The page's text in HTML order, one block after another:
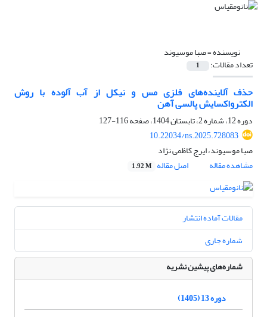
نویسنده =صبا موسیوند
تعداد مقالات: 1
حذف آلاینده‌های فلزی مس و نیکل از آب آلوده با روش
الکترواکسایش پالسی آهن
دوره 12، شماره 2، تابستان 1404، صفحه
116-127
10.22034/ns.2025.728083
صبا موسیوند، ایرج کاظمی نژاد
مشاهده مقاله
اصل مقاله 1.92 M
مقالات آماده انتشار
شماره جاری
شماره‌های پیشین نشریه
دوره 13 (1405)